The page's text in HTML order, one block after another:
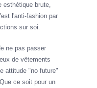
esthétique brute,
l'anti-fashion par
sur soi.
ne pas passer
de vêtements
attitude "no future"
ce soit pour un